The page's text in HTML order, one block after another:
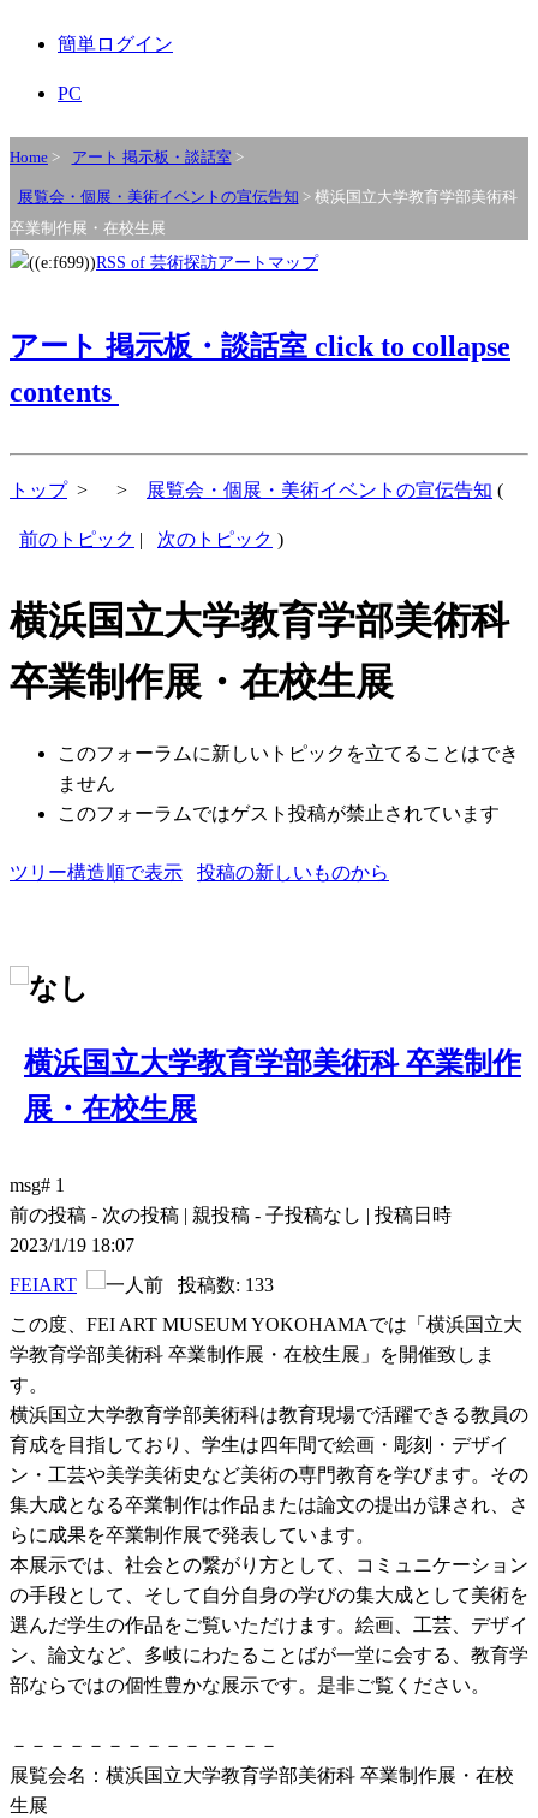
簡単ログイン
PC
Home > アート 掲示板・談話室 >
展覧会・個展・美術イベントの宣伝告知 > 横浜国立大学教育学部美術科
卒業制作展・在校生展
RSS of 芸術探訪アートマップ
アート 掲示板・談話室 click to collapse
contents
トップ> > 展覧会・個展・美術イベントの宣伝告知 (
前のトピック | 次のトピック )
横浜国立大学教育学部美術科
卒業制作展・在校生展
このフォーラムに新しいトピックを立てることはでき
ません
このフォーラムではゲスト投稿が禁止されています
ツリー構造順で表示 投稿の新しいものから
横浜国立大学教育学部美術科 卒業制作
展・在校生展
msg# 1
前の投稿 - 次の投稿 | 親投稿 - 子投稿なし | 投稿日時
2023/1/19 18:07
FEIART
投稿数: 133
この度、FEI ART MUSEUM YOKOHAMAでは「横浜国立大
学教育学部美術科 卒業制作展・在校生展」を開催致しま
す。
横浜国立大学教育学部美術科は教育現場で活躍できる教員の
育成を目指しており、学生は四年間で絵画・彫刻・デザイ
ン・工芸や美学美術史など美術の専門教育を学びます。その
集大成となる卒業制作は作品または論文の提出が課され、さ
らに成果を卒業制作展で発表しています。
本展示では、社会との繋がり方として、コミュニケーション
の手段として、そして自分自身の学びの集大成として美術を
選んだ学生の作品をご覧いただけます。絵画、工芸、デザイ
ン、論文など、多岐にわたることばが一堂に会する、教育学
部ならではの個性豊かな展示です。是非ご覧ください。
－－－－－－－－－－－－－－
展覧会名：横浜国立大学教育学部美術科 卒業制作展・在校
生展